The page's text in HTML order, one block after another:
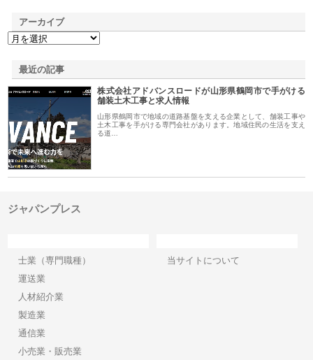
アーカイブ
最近の記事
株式会社アドバンスロードが山形県鶴岡市で手がける
舗装土木工事と求人情報
山形県鶴岡市で地域の道路基盤を支える企業として、舗装工事や
土木工事を手がける専門会社があります。地域住民の生活を支え
る道…
ジャパンプレス
士業（専門職種）
運送業
人材紹介業
製造業
通信業
小売業・販売業
当サイトについて